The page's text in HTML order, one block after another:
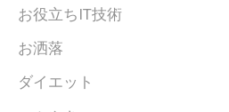
お役立ちIT技術
お洒落
ダイエット